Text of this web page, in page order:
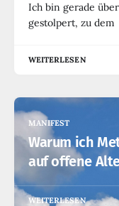
Ich bin gerade
gestolpert, zu dem
WEITERLESEN
MANIFEST
Warum ich
auf offene
WEITERLESEN